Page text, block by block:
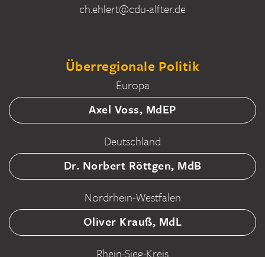
ch.ehlert@cdu-alfter.de
Überregionale Politik
Europa
Axel Voss, MdEP
Deutschland
Dr. Norbert Röttgen, MdB
Nordrhein-Westfalen
Oliver Krauß, MdL
Rhein-Sieg-Kreis